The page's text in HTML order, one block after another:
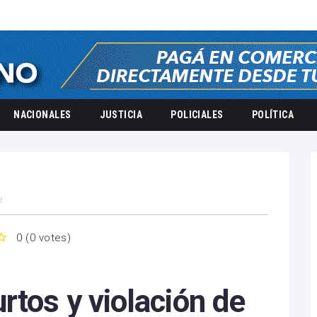
NACIONALES JUSTICIA POLICIALES POLÍTICA
0 (0 votes)
y violación de